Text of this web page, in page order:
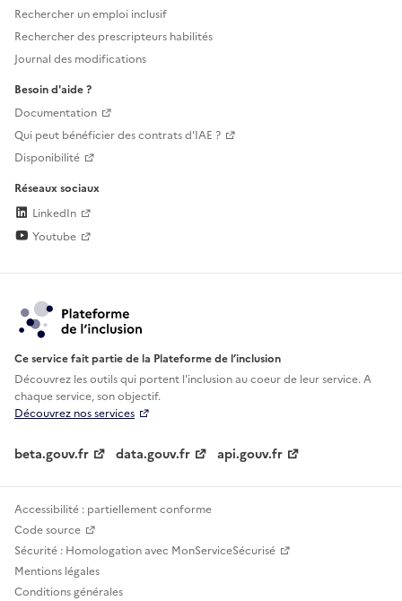
Rechercher un emploi inclusif
Rechercher des prescripteurs habilités
Journal des modifications
Besoin d'aide ?
Documentation
Qui peut bénéficier des contrats d'IAE ?
Disponibilité
Réseaux sociaux
LinkedIn
Youtube
Ce service fait partie de la Plateforme de l’inclusion
Découvrez les outils qui portent l'inclusion aucoeur de leur service. A
chaque service, son objectif.
Découvrez nos services
beta.gouv.fr data.gouv.fr api.gouv.fr
Accessibilité : partiellement conforme
Code source
Sécurité : Homologation avec MonServiceSécurisé
Mentions légales
Conditions générales